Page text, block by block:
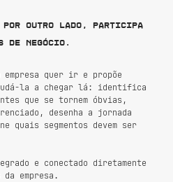
por outro lado, participa
de negócio.
empresa quer ir e propõe
la a chegar lá: identifica
que se tornem óbvias,
desenha a jornada
quais segmentos devem ser
e conectado diretamente
empresa.